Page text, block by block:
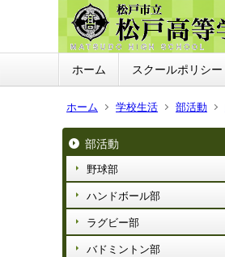
ホーム スクールポリシー
ホーム 学校生活 部活動
部活動
野球部
ハンドボール部
ラグビー部
バドミントン部